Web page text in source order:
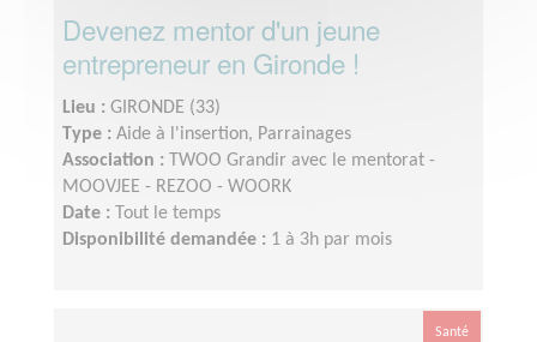
Devenez mentor d'un jeune
entrepreneur en Gironde !
Lieu : GIRONDE (33)
Type : Aide à l'insertion, Parrainages
Association :
TWOO Grandir avec le mentorat -
MOOVJEE - REZOO - WOORK
Date :
Tout le temps
Disponibilité demandée : 1 à 3h par mois
Santé